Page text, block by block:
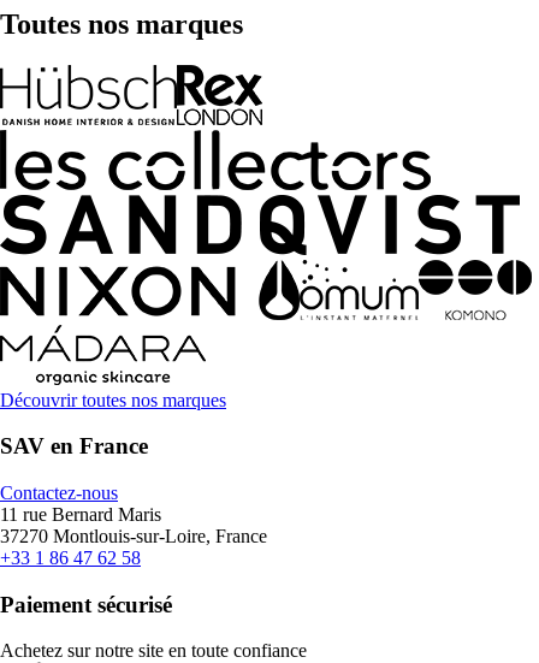
Toutes nos marques
Découvrir toutes nos marques
SAV en France
Contactez-nous
11 rue Bernard Maris
37270 Montlouis-sur-Loire, France
+33 1 86 47 62 58
Paiement sécurisé
Achetez sur notre site en toute confiance